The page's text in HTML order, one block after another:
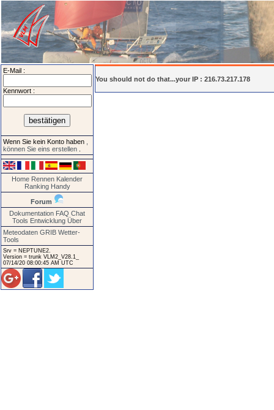
E-Mail :
Kennwort :
Wenn Sie kein Konto haben
können Sie eins erstellen
Home Rennen Kalender
Ranking Handy
Forum
Dokumentation FAQ Chat
Tools Entwicklung Über
Meteodaten GRIB Wetter-
Tools
Srv = NEPTUNE2.
Version = trunk VLM2_V28.1_
07/14/20 08:00:45 AM UTC
You should not do that...your IP : 216.73.217.178